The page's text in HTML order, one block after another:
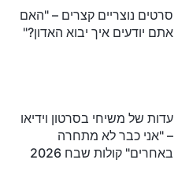
סרטים נוצריים קצרים – "האם
אתם יודעים איך יבוא האדון?"
עדות של משיחי בסרטון וידיאו
– "אני כבר לא מתחרה
באחרים" קולות שבח 2026